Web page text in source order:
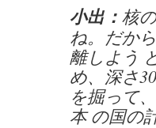
小出： 核
ね。だか
離しよう
め、深さ
を掘って
本 の国の